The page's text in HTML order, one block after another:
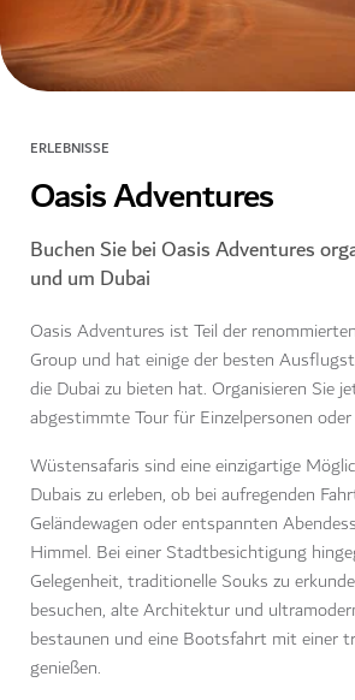
ERLEBNISSE
Oasis Adventures
Buchen Sie bei Oasis Adventures
und um Dubai
Oasis Adventures ist Teil der
Group und hat einige der besten
die Dubai zu bieten hat. Organisieren Sie
abgestimmte Tour für Einzelpersonen
Wüstensafaris sind eine einzigartige
Dubais zu erleben, ob bei aufregenden
Geländewagen oder entspannten
Himmel. Bei einer Stadtbesichtigung
Gelegenheit, traditionelle Souks zu
besuchen, alte Architektur und
bestaunen und eine Bootsfahrt mit einer
genießen.